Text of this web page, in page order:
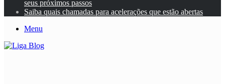
seus próximos passos
Saiba quais chamadas para acelerações que estão abertas
Menu